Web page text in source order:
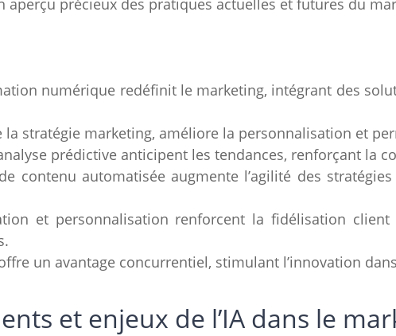
numérique redéfinit le marketing, intégrant des
la stratégie marketing, améliore la personnalisation et
prédictive anticipent les tendances, renforçant la
contenu automatisée augmente l’agilité des
et personnalisation renforcent la fidélisation
un avantage concurrentiel, stimulant l’innovation
et enjeux de l’IA dans le